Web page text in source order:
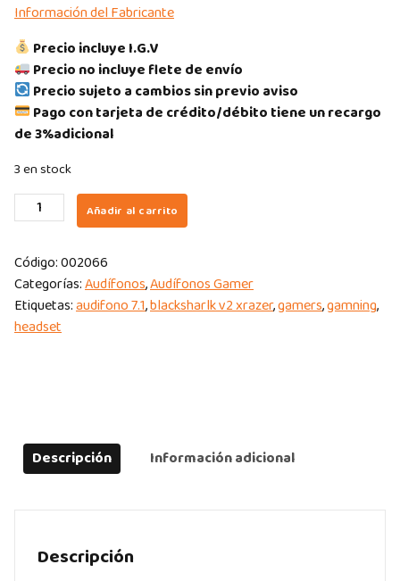
Información del Fabricante
Precio incluye I.G.V
Precio no incluye flete de envío
Precio sujeto a cambios sin previo aviso
Pago con tarjeta de crédito/débito tiene un recargo
de 3%adicional
3 en stock
AUDIFONO
GAMER
BLACKSHARK
V2
X
PINK
Añadir al carrito
Código:002066
Categorías:Audífonos,Audífonos Gamer
Etiquetas:audifono 7.1,blacksharlk v2 xrazer,gamers,gamning,
headset
Descripción Información adicional
Descripción